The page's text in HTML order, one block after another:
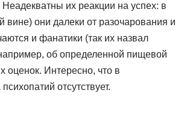
их реакции на успех: в
вине) они далеки от разочарования и
и фанатики (так их назвал
об определенной пищевой
оценок. Интересно, что в
отсутствует.